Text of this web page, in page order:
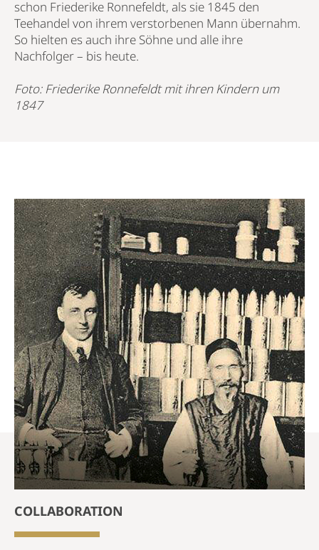
schon Friederike Ronnefeldt, als sie 1845 den
Teehandel von ihrem verstorbenen Mann übernahm.
So hielten es auch ihre Söhne und alle ihre
Nachfolger – bis heute.
Foto: Friederike Ronnefeldt mit ihren Kindern um
1847
COLLABORATION